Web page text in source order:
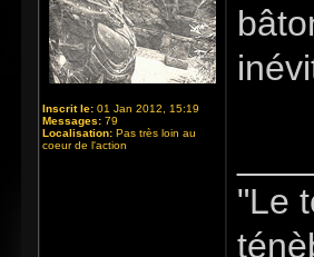
Inscrit le: 01 Jan 2012, 15:19
Messages: 79
Localisation: Pas très loin au
coeur de l'action
"Le